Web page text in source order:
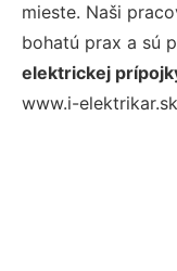
mieste. Naši
bohatú prax a sú
elektrickej
www.i-